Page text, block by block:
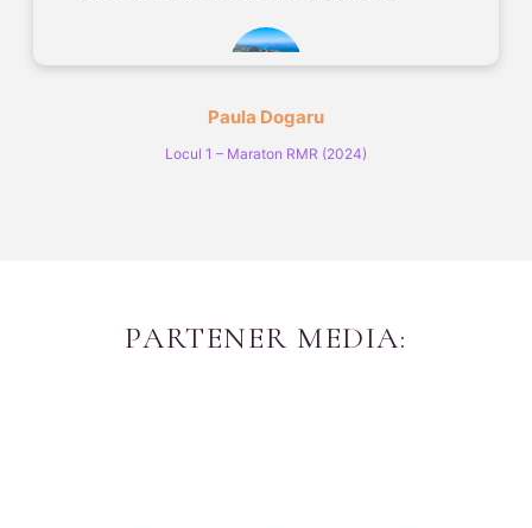
Paula Dogaru
Locul 1 – Maraton RMR (2024)
PARTENER MEDIA: